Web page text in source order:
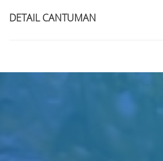
DETAIL CANTUMAN